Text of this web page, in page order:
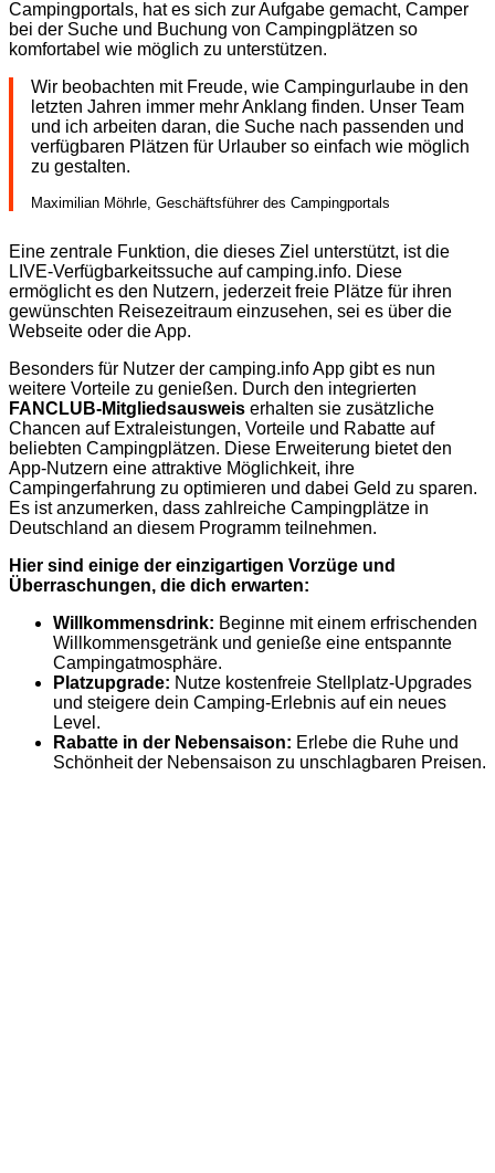
Campingportals, hat es sich zur Aufgabe gemacht, Camper
bei der Suche und Buchung von Campingplätzen so
komfortabel wie möglich zu unterstützen.
Wir beobachten mit Freude, wie Campingurlaube in den
letzten Jahren immer mehr Anklang finden. Unser Team
und ich arbeiten daran, die Suche nach passenden und
verfügbaren Plätzen für Urlauber so einfach wie möglich
zu gestalten.
Maximilian Möhrle, Geschäftsführer des Campingportals
Eine zentrale Funktion, die dieses Ziel unterstützt, ist die
LIVE-Verfügbarkeitssuche auf camping.info. Diese
ermöglicht es den Nutzern, jederzeit freie Plätze für ihren
gewünschten Reisezeitraum einzusehen, sei es über die
Webseite oder die App.
Besonders für Nutzer der camping.info App gibt es nun
weitere Vorteile zu genießen. Durch den integrierten
FANCLUB-Mitgliedsausweis erhalten sie zusätzliche
Chancen auf Extraleistungen, Vorteile und Rabatte auf
beliebten Campingplätzen. Diese Erweiterung bietet den
App-Nutzern eine attraktive Möglichkeit, ihre
Campingerfahrung zu optimieren und dabei Geld zu sparen.
Es ist anzumerken, dass zahlreiche Campingplätze in
Deutschland an diesem Programm teilnehmen.
Hier sind einige der einzigartigen Vorzüge und
Überraschungen, die dich erwarten:
Willkommensdrink: Beginne mit einem erfrischenden
Willkommensgetränk und genieße eine entspannte
Campingatmosphäre.
Platzupgrade: Nutze kostenfreie Stellplatz-Upgrades
und steigere dein Camping-Erlebnis auf ein neues
Level.
Rabatte in der Nebensaison: Erlebe die Ruhe und
Schönheit der Nebensaison zu unschlagbaren Preisen.